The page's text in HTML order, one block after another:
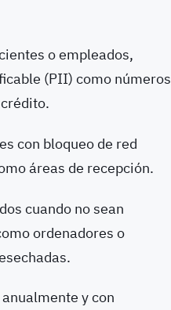
o empleados,
(PII) como números
con bloqueo de red
áreas de recepción.
cuando no sean
ordenadores o
y con